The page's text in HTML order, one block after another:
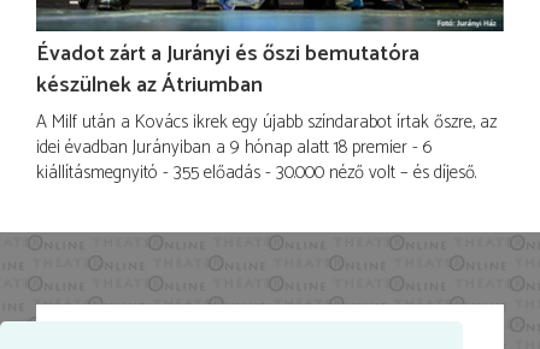
Évadot zárt a Jurányi és őszi bemutatóra
készülnek az Átriumban
A Milf után a Kovács ikrek egy újabb színdarabot írtak őszre, az
idei évadban Jurányiban a 9 hónap alatt 18 premier - 6
kiállításmegnyitó - 355 előadás - 30.000 néző volt – és díjeső.